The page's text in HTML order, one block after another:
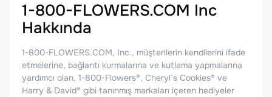
1-800-FLOWERS.COM Inc
Hakkında
1-800-FLOWERS.COM, Inc., müşterilerin kendilerini ifade
etmelerine, bağlantı kurmalarına ve kutlama yapmalarına
yardımcı olan, 1-800-Flowers®, Cheryl’s Cookies® ve
Harry & David® gibi tanınmış markaları içeren hediyeler